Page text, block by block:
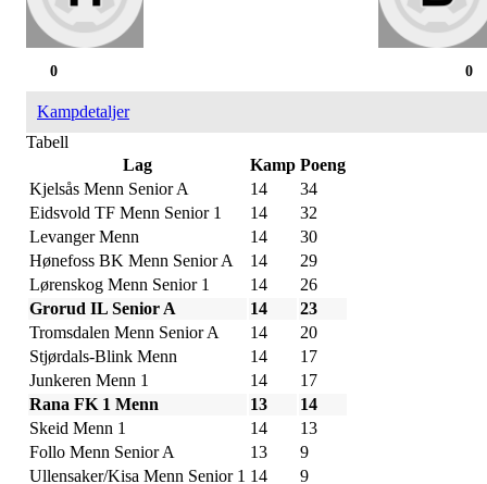
0
0
Kampdetaljer
Tabell
Lag
Kamp Poeng
Kjelsås Menn Senior A
14
34
Eidsvold TF Menn Senior 1
14
32
Levanger Menn
14
30
Hønefoss BK Menn Senior A
14
29
Lørenskog Menn Senior 1
14
26
Grorud IL Senior A
14
23
Tromsdalen Menn Senior A
14
20
Stjørdals-Blink Menn
14
17
Junkeren Menn 1
14
17
Rana FK 1 Menn
13
14
Skeid Menn 1
14
13
Follo Menn Senior A
13
9
Ullensaker/Kisa Menn Senior 1 14
9